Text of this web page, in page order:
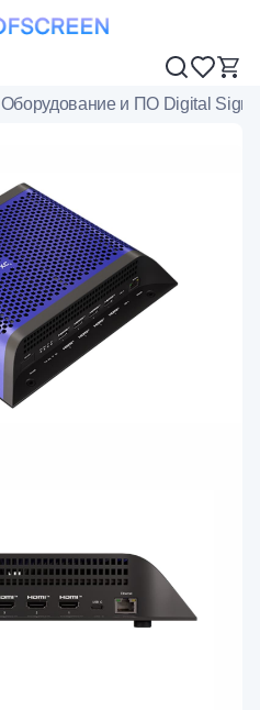
Оборудование и ПО Digital